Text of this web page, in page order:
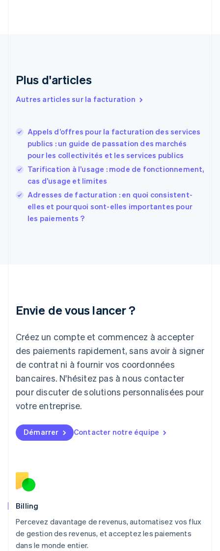
Plus d'articles
Autres articles sur la facturation
Appels d’offres pour la facturation des services
publics : un guide de passation des marchés
pour les collectivités et les services publics
Tarification à l’usage : mode de fonctionnement,
cas d’usage et limites
Adresses de facturation : en quoi consistent-
elles et pourquoi sont-elles importantes pour
les paiements ?
Envie de vous lancer ?
Créez un compte et commencez à accepter
des paiements rapidement, sans avoir à signer
de contrat ni à fournir vos coordonnées
bancaires. N'hésitez pas à nous contacter
pour discuter de solutions personnalisées pour
votre entreprise.
Démarrer Contacter notre équipe
Billing
Percevez davantage de revenus, automatisez vos flux
de gestion des revenus, et acceptez les paiements
dans le monde entier.
English
Espagne
États-Unis
EnglishEspañol简体中文
Finlande
English Svenska
FrançaisEnglish
Gibraltar
English
Grèce
English
Japon
Lettonie
English
Liechtenstein
DeutschEnglish
Lituanie
Luxembourg
FrançaisDeutschEnglish
English简体中文
Malte
English
Nouvelle-Zélande
English
NederlandsEnglish
Pologne
English